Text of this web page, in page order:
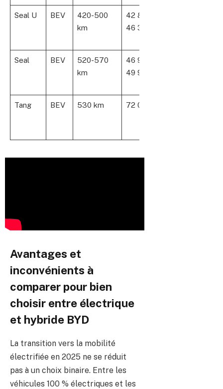
Seal U BEV
420-500
km
42 890 –
46 390
Seal BEV
520-570
km
46 990 –
49 990
Tang BEV 530 km 72 000
Avantages et
inconvénients à
comparer pour bien
choisir entre électrique
et hybride BYD
La transition vers la mobilité
électrifiée en 2025 ne se réduit
pas à un choix binaire. Entre les
véhicules 100 % électriques et les